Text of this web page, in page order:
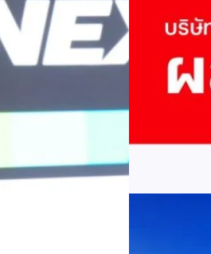
True เผย
พันล้าน
บริษัท ทรู คอร์
ภาษี 6.6 พันล้า
บาท คิดเป็น
ของฐานผู้ใช้ง
(QoQ)รายได้จ
บาท
EBITDA3.7 เ
บริการ 5G รวม
ทีมคอนเทนต์ BT